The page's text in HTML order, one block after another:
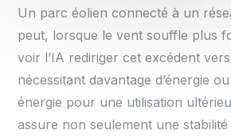
Un parc éolien connecté à un
peut, lorsque le vent souffle plus
voir l’IA rediriger cet excédent
nécessitant davantage d’énergie
énergie pour une utilisation
assure non seulement une